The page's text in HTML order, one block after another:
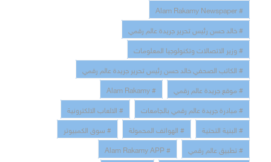
# Alam Rakamy Newspaper
# خالد حسن رئيس تحرير جريدة عالم رقمي
# وزير الاتصالات وتكنولوجيا المعلومات
# الكاتب الصحفي خالد حسن رئيس تحرير جريدة عالم رقمي
# موقع جريدة عالم رقمي
# Alam Rakamy
# مبادرة جريدة عالم رقمي بالجامعات
# الالعاب الالكترونية
# البنية التحتية
# الهواتف المحمولة
# سوق الكمبيوتر
# تطبيق عالم رقمي
# Alam Rakamy APP